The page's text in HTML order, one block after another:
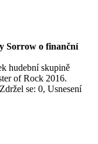
Sorrow o finanční
hudební skupině
of Rock 2016.
se: 0, Usnesení